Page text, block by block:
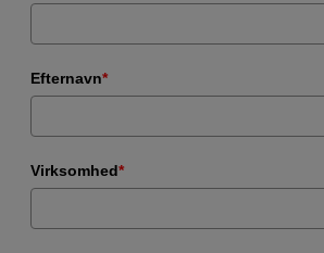
Efternavn*
Virksomhed*